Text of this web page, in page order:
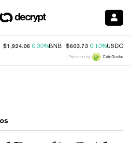
$1,924.06 0.30%BNB $603.73 0.10%USDC
Price data by